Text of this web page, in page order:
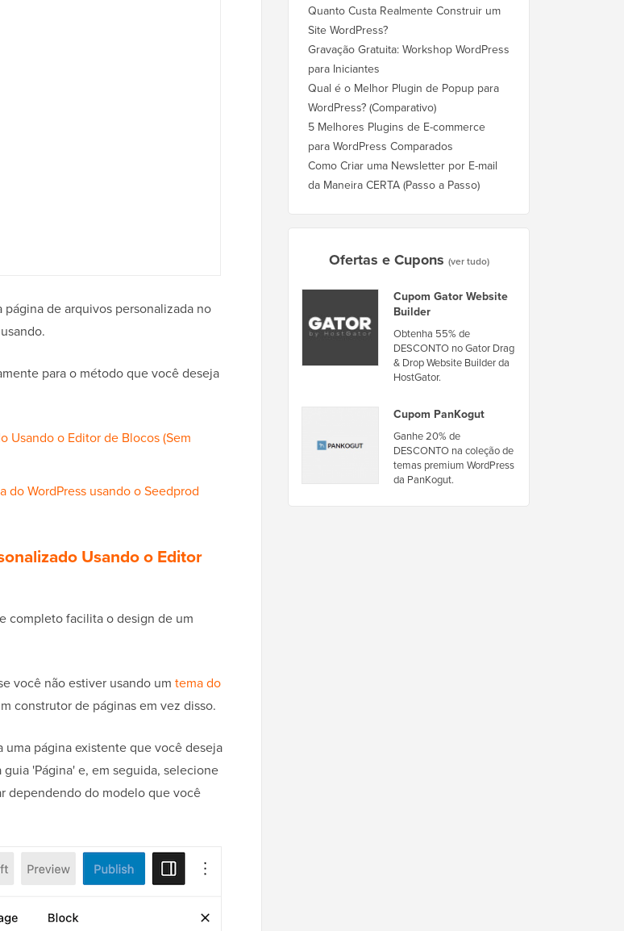
de arquivos personalizada no
para o método que você deseja
Usando o Editor de Blocos (Sem
WordPress usando o Seedprod
Usando o Editor
completo facilita o design de um
você não estiver usando um tema do
construtor de páginas em vez disso.
uma página existente que você deseja
'Página' e, em seguida, selecione
dependendo do modelo que você
Quanto Custa Realmente Construir um
Site WordPress?
Gravação Gratuita: Workshop WordPress
para Iniciantes
Qual é o Melhor Plugin de Popup para
WordPress? (Comparativo)
5 Melhores Plugins de E-commerce
para WordPress Comparados
Como Criar uma Newsletter por E-mail
da Maneira CERTA (Passo a Passo)
Ofertas e Cupons (ver tudo)
Cupom Gator Website
Builder
Obtenha 55% de
DESCONTO no Gator Drag
& Drop Website Builder da
HostGator.
Cupom PanKogut
Ganhe 20% de
DESCONTO na coleção de
temas premium WordPress
da PanKogut.